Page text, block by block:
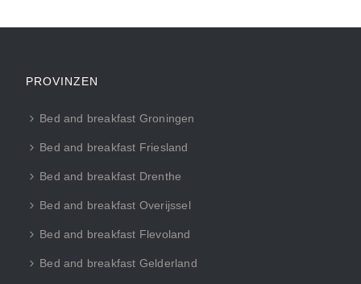
PROVINZEN
Bed and breakfast Groningen
Bed and breakfast Friesland
Bed and breakfast Drenthe
Bed and breakfast Overijssel
Bed and breakfast Flevoland
Bed and breakfast Gelderland